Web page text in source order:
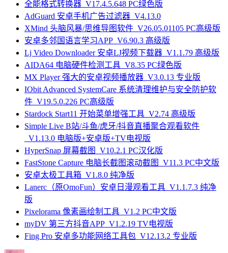
全能格式转换器_V17.4.5.648 PC绿色版
AdGuard 安卓手机广告过滤器_V4.13.0
XMind 头脑风暴/思维导图软件_V26.05.01105 PC高级版
安卓多邻国语言学习APP_V6.90.3 高级版
Lj Video Downloader 安卓LJ视频下载器_V1.1.79 高级版
AIDA64 电脑硬件检测工具_V8.35 PC绿色版
MX Player 强大的安卓视频播放器_V3.0.13 专业版
IObit Advanced SystemCare 系统清理维护与安全防护软
件_V19.5.0.226 PC高级版
Stardock Start11 开始菜单增强工具_V2.74 高级版
Simple Live B站/斗鱼/虎牙/抖音直播聚合观看软件
_V1.13.0 电脑版+安卓版+TV电视版
HyperSnap 屏幕截图_V10.2.1 PC汉化版
FastStone Capture 电脑长截图滚动截图_V11.3 PC中文版
安卓太极工具箱_V1.8.0 纯净版
Lanerc（原OmoFun）安卓日漫观看工具_V1.1.7.3 纯净
版
Pixelorama 像素画绘制工具_V1.2 PC中文版
myDV 第三方抖音APP_V1.2.19 TV电视版
Fing Pro 安卓多功能网络工具包_V12.13.2 专业版